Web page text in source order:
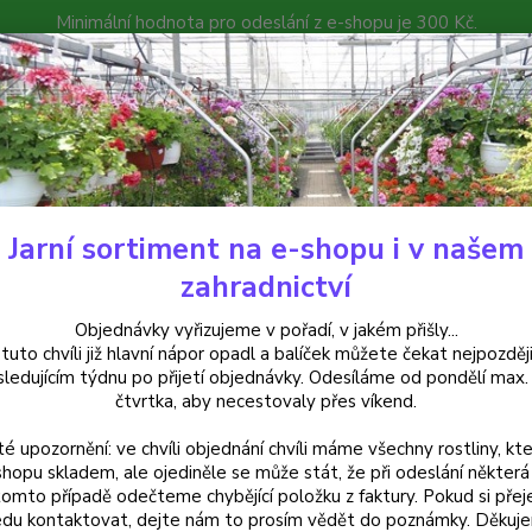
Minimální hodnota pro odeslání z e-shopu je 300 Kč.
můžete čekat nejpozději v následujícím týdnu po přijetí
Poradna Kontakty
Hledat
Balkónové rostliny Osteospermum bílý - cena na prodejně
bílý - cena na
Bílé
Jarní sortiment na e-shopu i v našem
zahradnictví
Objednávky vyřizujeme v pořadí, v jakém přišly...
chvíli již hlavní nápor opadl a balíček můžete čekat
týdnu po přijetí objednávky. Odesíláme od pondělí
čtvrtka, aby necestovaly přes víkend.
upozornění: ve chvíli objednání chvíli máme všechny rostliny,
skladem, ale ojediněle se může stát, že při odeslání některá
případě odečteme chybějící položku z faktury. Pokud si
kontaktovat, dejte nám to prosím vědět do poznámky.